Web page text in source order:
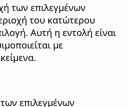
των επιλεγμένων
του κατώτερου
Αυτή η εντολή είναι
με
επιλεγμένων